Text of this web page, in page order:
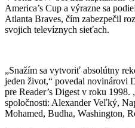
America’s Cup a výrazne sa
Atlanta Braves, čím zabezpečil
svojich televíznych sieťach.
„Snažím sa vytvoriť absolútny
jeden život,“ povedal novinárovi
pre Reader’s Digest v roku
spoločnosti: Alexander Veľký,
Mohamed, Budha, Washington,